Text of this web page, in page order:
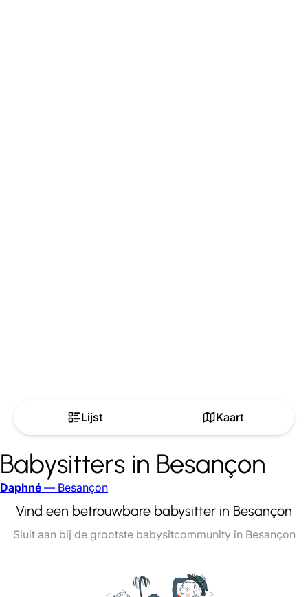
Lijst Kaart
Babysitters in Besançon
Daphné — Besançon
Vind een betrouwbare babysitter in Besançon
Sluit aan bij de grootste babysitcommunity in Besançon